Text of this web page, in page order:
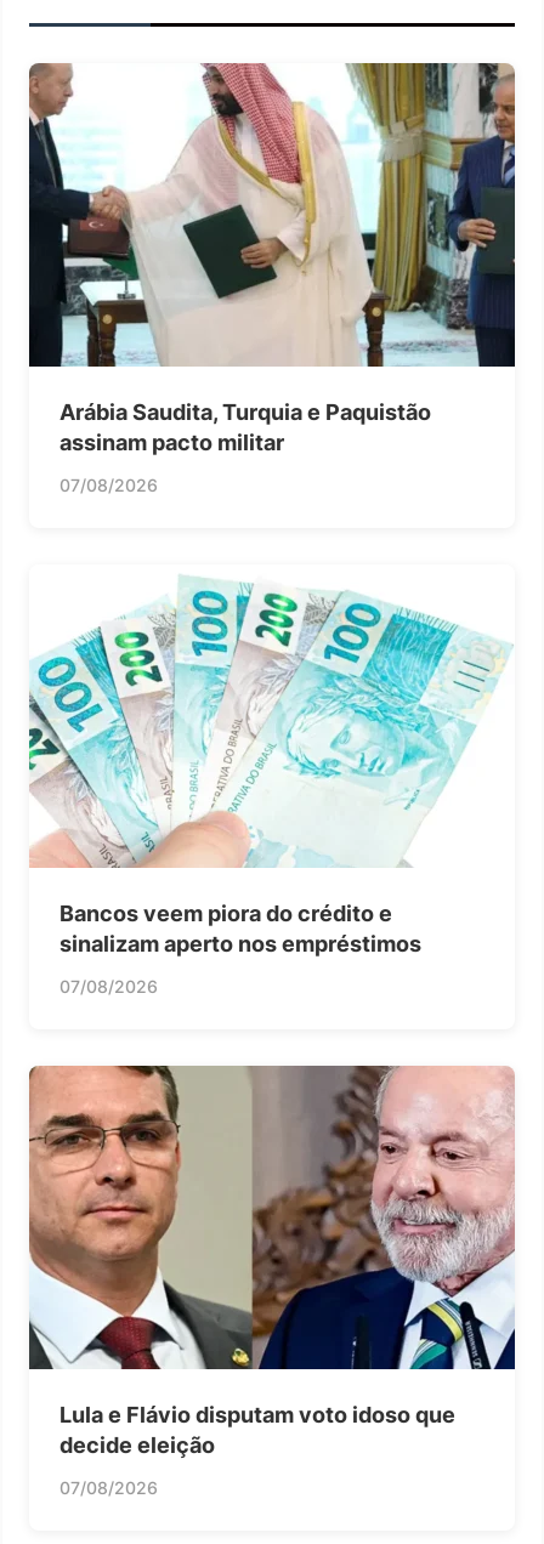
Arábia Saudita, Turquia e Paquistão
assinam pacto militar
07/08/2026
Bancos veem piora do crédito e
sinalizam aperto nos empréstimos
07/08/2026
Lula e Flávio disputam voto idoso que
decide eleição
07/08/2026